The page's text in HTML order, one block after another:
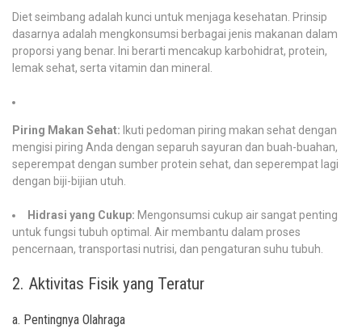
Diet seimbang adalah kunci untuk menjaga kesehatan. Prinsip
dasarnya adalah mengkonsumsi berbagai jenis makanan dalam
proporsi yang benar. Ini berarti mencakup karbohidrat, protein,
lemak sehat, serta vitamin dan mineral.
Piring Makan Sehat: Ikuti pedoman piring makan sehat dengan
mengisi piring Anda dengan separuh sayuran dan buah-buahan,
seperempat dengan sumber protein sehat, dan seperempat lagi
dengan biji-bijian utuh.
Hidrasi yang Cukup: Mengonsumsi cukup air sangat penting
untuk fungsi tubuh optimal. Air membantu dalam proses
pencernaan, transportasi nutrisi, dan pengaturan suhu tubuh.
2. Aktivitas Fisik yang Teratur
a. Pentingnya Olahraga